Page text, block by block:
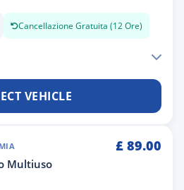
Cancellazione Gratuita (12 Ore)
VEHICLE
£ 89.00
Multiuso